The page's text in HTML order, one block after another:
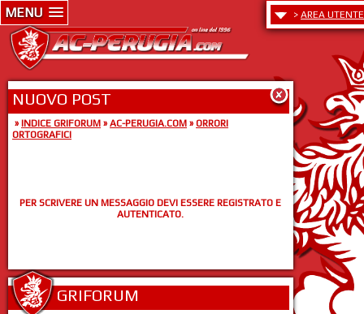
MENU > AREA UTENTE
NUOVO POST
» INDICE GRIFORUM » AC-PERUGIA.COM » ORRORI
ORTOGRAFICI
PER SCRIVERE UN MESSAGGIO DEVI ESSERE REGISTRATO E
AUTENTICATO.
GRIFORUM